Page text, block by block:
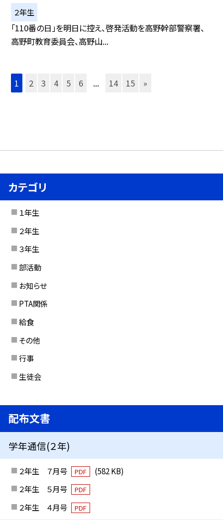
２年生
「110番の日」を明日に控え、啓発活動を高野幹部警察署、
高野町教育委員会、高野山...
1 2 3 4 5 6 ... 14 15 »
カテゴリ
１年生
２年生
３年生
部活動
お知らせ
PTA関係
給食
その他
行事
生徒会
配布文書
学年通信(２年)
２年生 ７月号 PDF
(582 KB)
２年生 ５月号
PDF
２年生 ４月号 PDF